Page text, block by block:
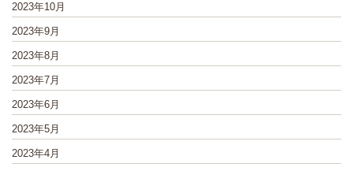
2023年10月
2023年9月
2023年8月
2023年7月
2023年6月
2023年5月
2023年4月